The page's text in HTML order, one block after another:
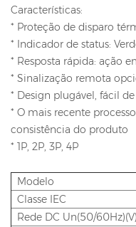
Características:
* Proteção de disparo
* Indicador de status:
* Resposta rápida: ação
* Sinalização remota
* Design plugável, fácil
* O mais recente
consistência do produto
* 1P, 2P, 3P, 4P
Modelo
Classe IEC
Rede DC Un(50/60Hz)(V)